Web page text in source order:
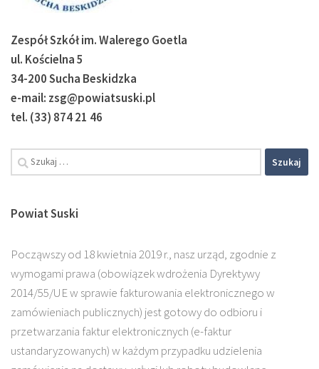
Zespół Szkół im. Walerego Goetla
ul. Kościelna 5
34-200 Sucha Beskidzka
e-mail: zsg@powiatsuski.pl
tel. (33) 874 21 46
Powiat Suski
Począwszy od 18 kwietnia 2019 r., nasz urząd, zgodnie z
wymogami prawa (obowiązek wdrożenia Dyrektywy
2014/55/UE w sprawie fakturowania elektronicznego w
zamówieniach publicznych) jest gotowy do odbioru i
przetwarzania faktur elektronicznych (e-faktur
ustandaryzowanych) w każdym przypadku udzielenia